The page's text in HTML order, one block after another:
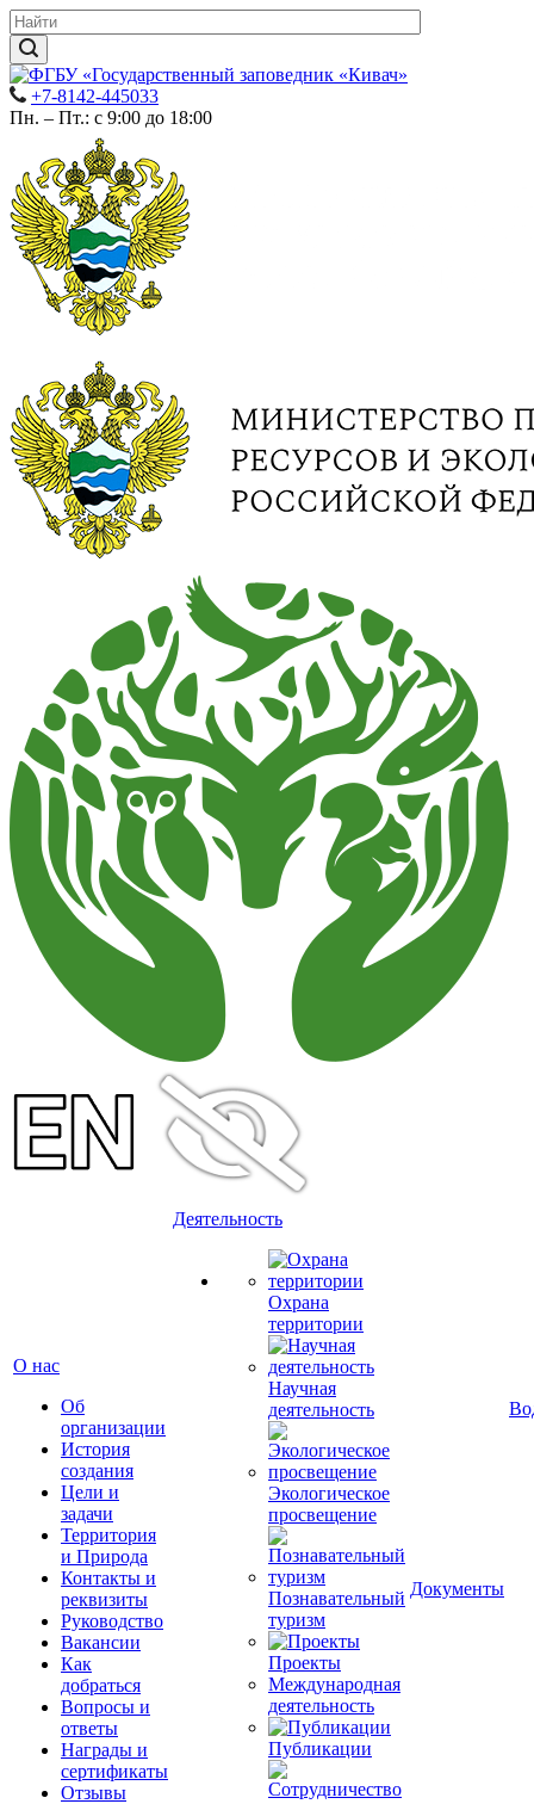
+7-8142-445033
Пн. – Пт.: с 9:00 до 18:00
О нас
Об
организации
История
создания
Цели и
задачи
Территория
и Природа
Контакты и
реквизиты
Руководство
Вакансии
Как
добраться
Вопросы и
ответы
Награды и
сертификаты
Отзывы
Деятельность
Охрана
территории
Научная
деятельность
Экологическое
просвещение
Познавательный
туризм
Проекты
Международная
деятельность
Публикации
Документы